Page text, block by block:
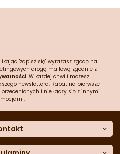
"zapisz się" wyrażasz zgodę na
drogą mailową zgodnie z
. W każdej chwili możesz
newslettera. Rabat na pierwsze
i nie łączy się z innymi
kontaktowe